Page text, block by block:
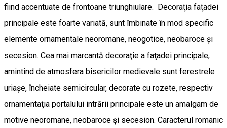
fiind accentuate de frontoane triunghiulare. Decoraţia faţadei
principale este foarte variată, sunt îmbinate în mod specific
elemente ornamentale neoromane, neogotice, neobaroce şi
secesion. Cea mai marcantă decoraţie a faţadei principale,
amintind de atmosfera bisericilor medievale sunt ferestrele
uriaşe, încheiate semicircular, decorate cu rozete, respectiv
ornamentaţia portalului intrării principale este un amalgam de
motive neoromane, neobaroce şi secesion. Caracterul romanic